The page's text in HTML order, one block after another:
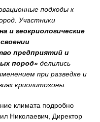
подходы к
Участники
и геокриологические
предприятий и
пород» делились
при разведке и
криолитозоны.
климата подробно
Николаевич, Директор